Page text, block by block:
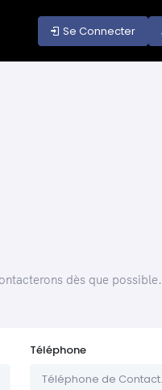
Se Connecter
dès que possible.
Téléphone